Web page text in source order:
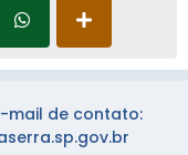
mail de contato: